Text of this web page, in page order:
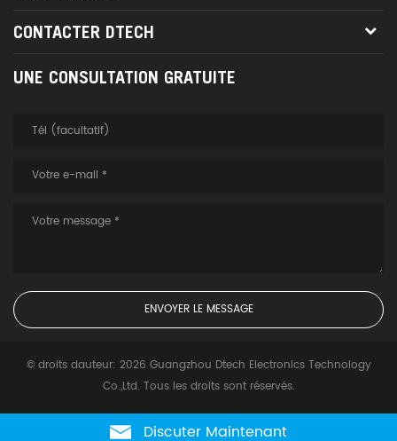
CONTACTER DTECH
UNE CONSULTATION GRATUITE
© droits dauteur: 2026 Guangzhou Dtech Electronics Technology
Co.,Ltd. Tous les droits sont réservés.
Discuter Maintenant